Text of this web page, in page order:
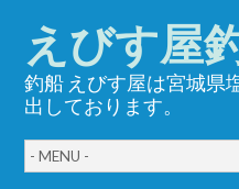
えびす屋
釣船 えびす屋は宮城県
出しております。